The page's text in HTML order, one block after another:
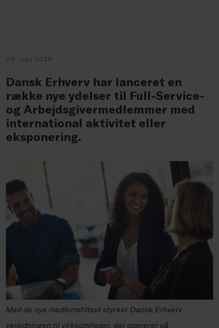
06. JULI 2026
Dansk Erhverv har lanceret en
række nye ydelser til Full-Service-
og Arbejdsgivermedlemmer med
international aktivitet eller
eksponering.
Med de nye medlemstilbud styrker Dansk Erhverv
vejledningen til virksomheder, der opererer på